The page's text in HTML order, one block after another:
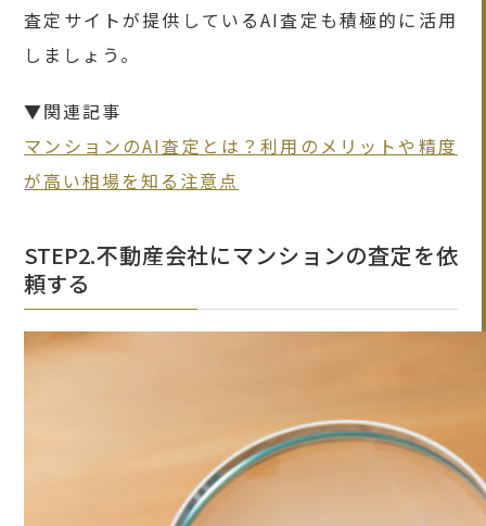
査定サイトが提供しているAI査定も積極的に活用
しましょう。
▼関連記事
マンションのAI査定とは？利用のメリットや精度
が高い相場を知る注意点
STEP2.不動産会社にマンションの査定を依
頼する